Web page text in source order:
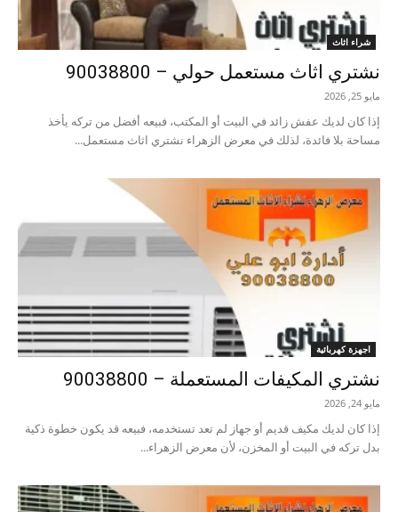
شراء اثاث
نشتري اثاث مستعمل حولي – 90038800
مايو 25, 2026
إذا كان لديك عفش زائد في البيت أو المكتب، فبيعه أفضل من تركه يأخذ
مساحة بلا فائدة، لذلك في معرض الزهراء نشتري اثاث مستعمل...
اجهزة كهربائية
نشتري المكيفات المستعملة – 90038800
مايو 24, 2026
إذا كان لديك مكيف قديم أو جهاز لم تعد تستخدمه، فبيعه قد يكون خطوة ذكية
بدل تركه في البيت أو المخزن، لأن معرض الزهراء...